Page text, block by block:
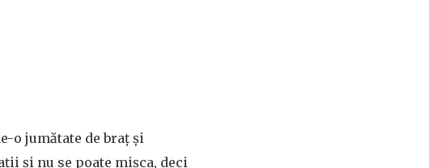
o jumătate de braț și
și nu se poate mișca, deci